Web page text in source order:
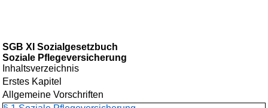
SGB XI Sozialgesetzbuch
Soziale Pflegeversicherung
Inhaltsverzeichnis
Erstes Kapitel
Allgemeine Vorschriften